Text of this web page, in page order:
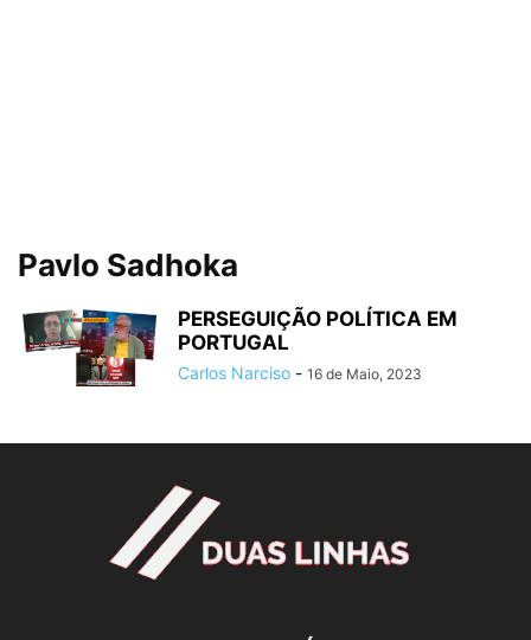
Pavlo Sadhoka
PERSEGUIÇÃO POLÍTICA EM
PORTUGAL
Carlos Narciso - 16 de Maio, 2023